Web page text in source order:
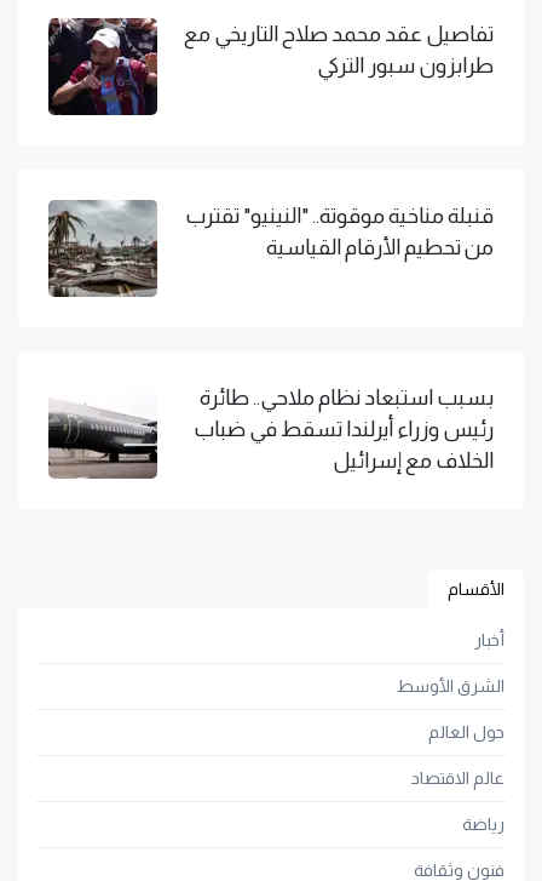
تفاصيل عقد محمد صلاح التاريخي مع
طرابزون سبور التركي
قنبلة مناخية موقوتة.. "النينيو" تقترب
من تحطيم الأرقام القياسية
بسبب استبعاد نظام ملاحي.. طائرة
رئيس وزراء أيرلندا تسقط في ضباب
الخلاف مع إسرائيل
الأقسام
أخبار
الشرق الأوسط
حول العالم
عالم الاقتصاد
رياضة
فنون وثقافة